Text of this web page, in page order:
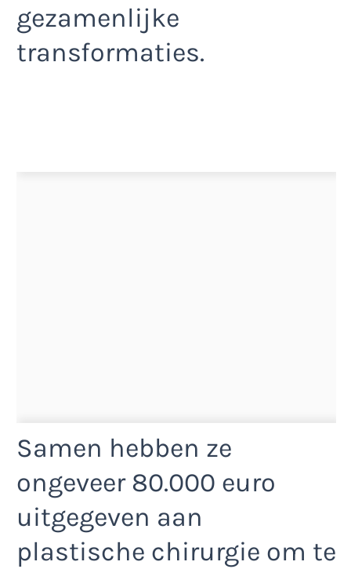
gezamenlijke
transformaties.
Samen hebben ze
ongeveer 80.000 euro
uitgegeven aan
plastische chirurgie om te